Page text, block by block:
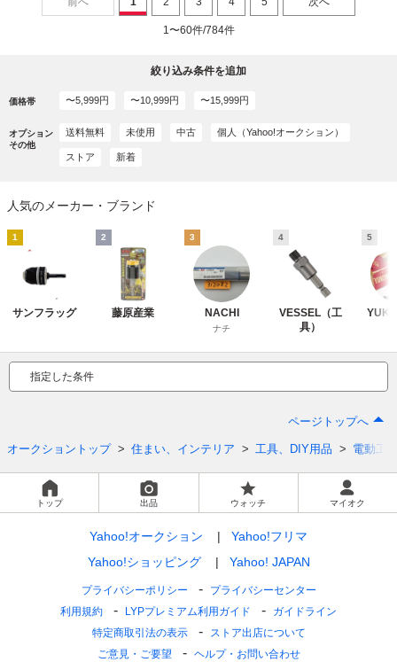
1〜60件/784件
絞り込み条件を追加
価格帯 〜5,999円 〜10,999円 〜15,999円
オプション
その他
送料無料 未使用 中古 個人（Yahoo!オークション）
ストア 新着
人気のメーカー・ブランド
1
サンフラッグ
2
藤原産業
3
NACHI
ナチ
4
VESSEL（工
具）
5
指定した条件
ページトップへ
オークショントップ 住まい、インテリア 工具、DIY用品 電動工
トップ 出品 ウォッチ マイオク
Yahoo!オークション
Yahoo!フリマ
Yahoo!ショッピング
Yahoo! JAPAN
プライバシーポリシー
プライバシーセンター
利用規約
LYPプレミアム利用ガイド
ガイドライン
特定商取引法の表示
ストア出店について
ご意見・ご要望
ヘルプ・お問い合わせ